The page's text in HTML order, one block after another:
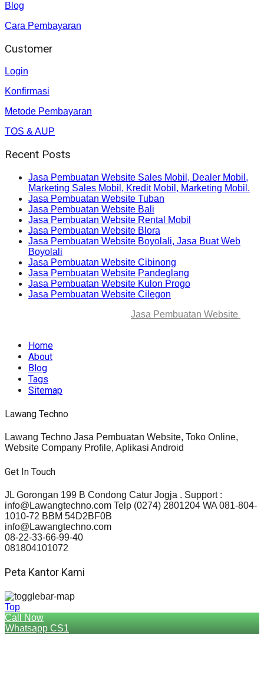
Blog
Cara Pembayaran
Customer
Login
Konfirmasi
Metode Pembayaran
TOS & AUP
Recent Posts
Jasa Pembuatan Website Sales Mobil, Dealer Mobil,
Marketing Sales Mobil, Kredit Mobil, Marketing Mobil.
Jasa Pembuatan Website Tuban
Jasa Pembuatan Website Bali
Jasa Pembuatan Website Rental Mobil
Jasa Pembuatan Website Blora
Jasa Pembuatan Website Boyolali, Jasa Buat Web
Boyolali
Jasa Pembuatan Website Cibinong
Jasa Pembuatan Website Pandeglang
Jasa Pembuatan Website Kulon Progo
Jasa Pembuatan Website Cilegon
Jasa Pembuatan Website
Home
About
Blog
Tags
Sitemap
Lawang Techno
Lawang Techno Jasa Pembuatan Website, Toko Online,
Website Company Profile, Aplikasi Android
Get In Touch
JL Gorongan 199 B Condong Catur Jogja . Support :
info@Lawangtechno.com Telp (0274) 2801204 WA 081-804-
1010-72 BBM 54D2BF0B
info@Lawangtechno.com
08-22-33-66-99-40
081804101072
Peta Kantor Kami
Top
Call Now
Whatsapp CS1